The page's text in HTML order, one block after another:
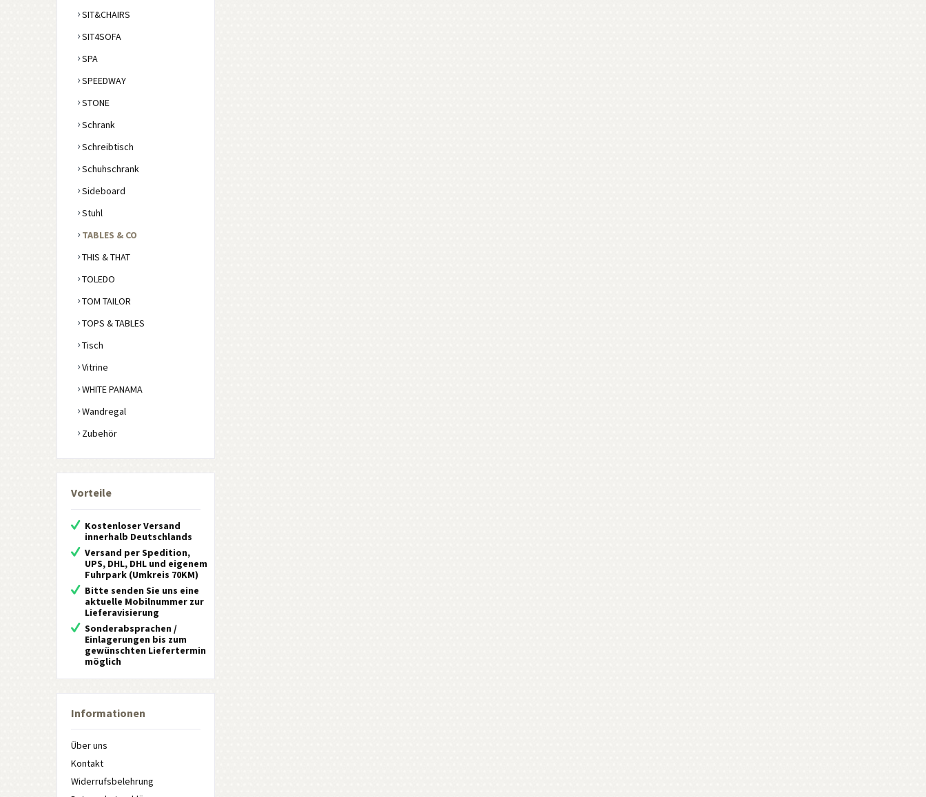
SIT&CHAIRS
SIT4SOFA
SPA
SPEEDWAY
STONE
Schrank
Schreibtisch
Schuhschrank
Sideboard
Stuhl
TABLES & CO
THIS & THAT
TOLEDO
TOM TAILOR
TOPS & TABLES
Tisch
Vitrine
WHITE PANAMA
Wandregal
Zubehör
Vorteile
Kostenloser Versand
innerhalb Deutschlands
Versand per Spedition,
UPS, DHL, DHL und eigenem
Fuhrpark (Umkreis 70KM)
Bitte senden Sie uns eine
aktuelle Mobilnummer zur
Lieferavisierung
Sonderabsprachen /
Einlagerungen bis zum
gewünschten Liefertermin
möglich
Informationen
Über uns
Kontakt
Widerrufsbelehrung